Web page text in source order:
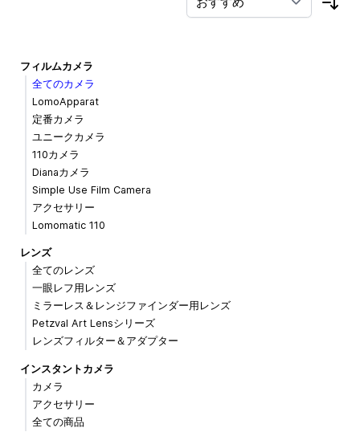
フィルムカメラ
全てのカメラ
LomoApparat
定番カメラ
ユニークカメラ
110カメラ
Dianaカメラ
Simple Use Film Camera
アクセサリー
Lomomatic 110
レンズ
全てのレンズ
一眼レフ用レンズ
ミラーレス＆レンジファインダー用レンズ
Petzval Art Lensシリーズ
レンズフィルター＆アダプター
インスタントカメラ
カメラ
アクセサリー
全ての商品